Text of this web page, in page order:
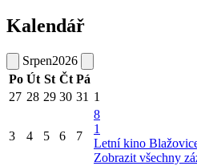
Kalendář
Srpen2026
Po Út St Čt Pá
27 28 29 30 31 1
3 4 5 6 7
8
1
Letní kino
Zobrazit všechny